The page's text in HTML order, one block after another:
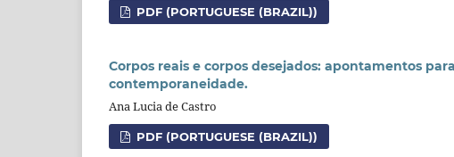
PDF (PORTUGUESE (BRAZIL))
Corpos reais e corpos desejados: apontamentos
contemporaneidade.
Ana Lucia de Castro
PDF (PORTUGUESE (BRAZIL))